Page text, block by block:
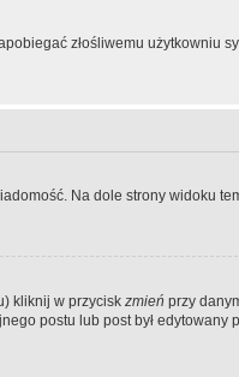
złośliwemu użytkowniu
Na dole strony widoku
kliknij w przycisk zmień przy
postu lub post był edytowany